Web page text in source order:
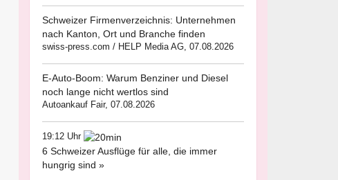
Schweizer Firmenverzeichnis: Unternehmen
nach Kanton, Ort und Branche finden
swiss-press.com / HELP Media AG, 07.08.2026
E-Auto-Boom: Warum Benziner und Diesel
noch lange nicht wertlos sind
Autoankauf Fair, 07.08.2026
19:12 Uhr
6 Schweizer Ausflüge für alle, die immer
hungrig sind »